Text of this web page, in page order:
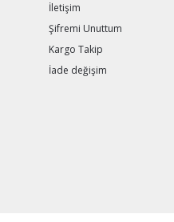
İletişim
Şifremi Unuttum
Kargo Takip
İade değişim